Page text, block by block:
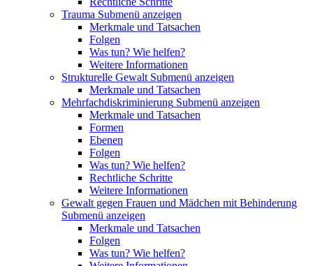
Trauma Submenü anzeigen
Merkmale und Tatsachen
Folgen
Was tun? Wie helfen?
Weitere Informationen
Strukturelle Gewalt Submenü anzeigen
Merkmale und Tatsachen
Mehrfachdiskriminierung Submenü anzeigen
Merkmale und Tatsachen
Formen
Ebenen
Folgen
Was tun? Wie helfen?
Rechtliche Schritte
Weitere Informationen
Gewalt gegen Frauen und Mädchen mit Behinderung
Submenü anzeigen
Merkmale und Tatsachen
Folgen
Was tun? Wie helfen?